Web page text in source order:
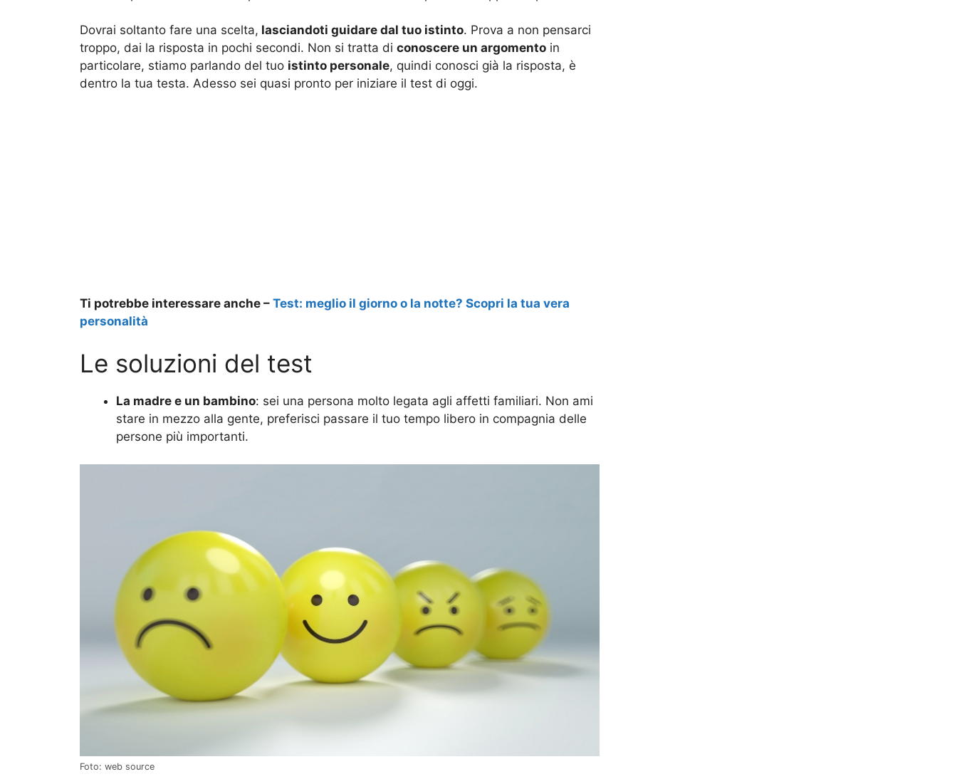
Dovrai soltanto fare una scelta, lasciandoti guidare dal tuo istinto. Prova a non pensarci
troppo, dai la risposta in pochi secondi. Non si tratta di conoscere un argomento in
particolare, stiamo parlando del tuo istinto personale, quindi conosci già la risposta, è
dentro la tua testa. Adesso sei quasi pronto per iniziare il test di oggi.
Ti potrebbe interessare anche – Test: meglio il giorno o la notte? Scopri la tua vera
personalità
Le soluzioni del test
La madre e un bambino: sei una persona molto legata agli affetti familiari. Non ami
stare in mezzo alla gente, preferisci passare il tuo tempo libero in compagnia delle
persone più importanti.
Foto: web source